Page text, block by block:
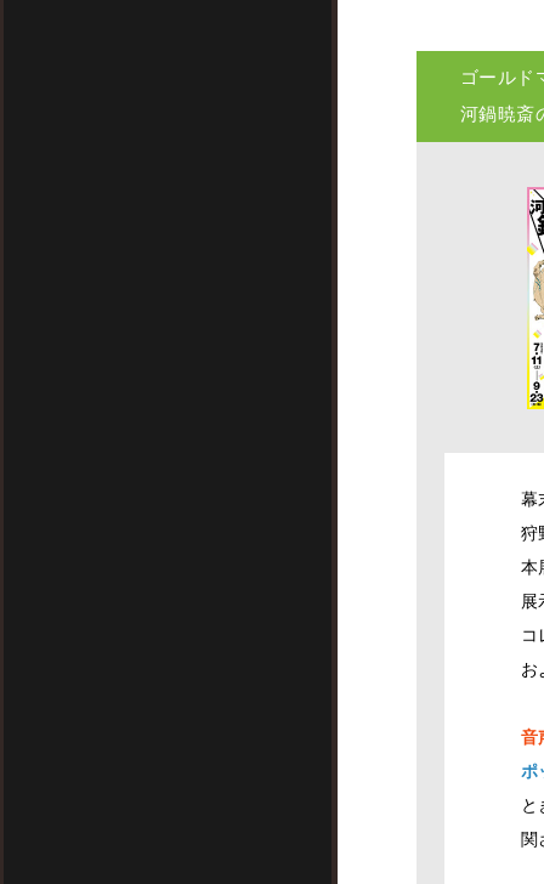
ゴールド
河鍋暁斎
幕
狩
本
展
コ
お
音
ポ
と
関